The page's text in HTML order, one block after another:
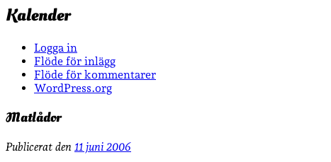
Kalender
Logga in
Flöde för inlägg
Flöde för kommentarer
WordPress.org
Matlådor
Publicerat den 11 juni 2006